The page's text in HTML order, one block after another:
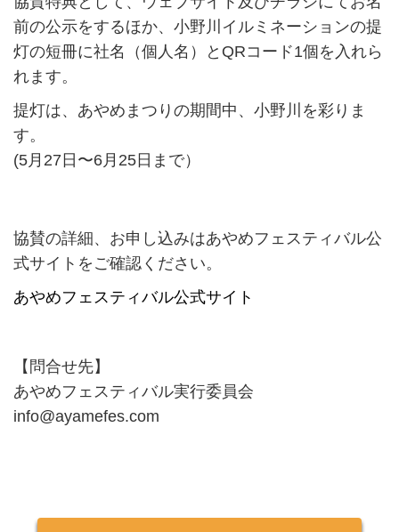
前の公示をするほか、小野川イルミネーションの提
灯の短冊に社名（個人名）とQRコード1個を入れら
れます。
提灯は、あやめまつりの期間中、小野川を彩りま
す。
(5月27日〜6月25日まで）
協賛の詳細、お申し込みはあやめフェスティバル公
式サイトをご確認ください。
あやめフェスティバル公式サイト
【問合せ先】
あやめフェスティバル実行委員会
info@ayamefes.com